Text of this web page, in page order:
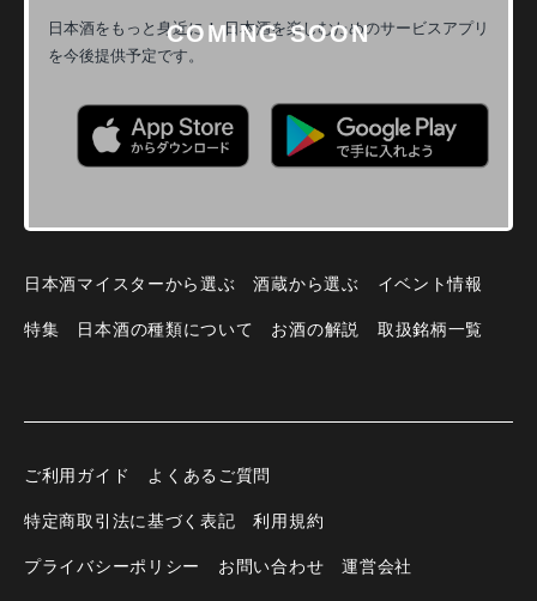
日本酒をもっと身近に！日本酒を楽しむためのサービスアプリ
を今後提供予定です。
日本酒マイスターから選ぶ 酒蔵から選ぶ イベント情報
特集 日本酒の種類について お酒の解説 取扱銘柄一覧
ご利用ガイド よくあるご質問
特定商取引法に基づく表記 利用規約
プライバシーポリシー お問い合わせ 運営会社